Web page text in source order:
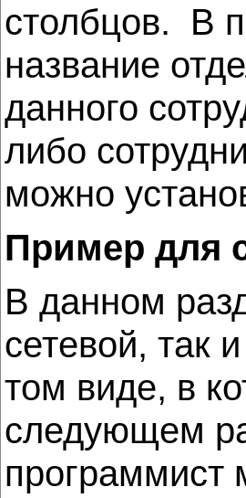
столбцов. В
название
данного
либо
можно
Пример для
В данном
сетевой, так
том виде, в
следующем
программист